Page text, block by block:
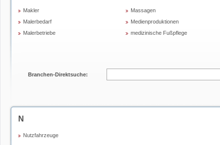
Makler
Malerbedarf
Malerbetriebe
Massagen
Medienproduktionen
medizinische Fußpflege
Branchen-Direktsuche:
N
Nutzfahrzeuge